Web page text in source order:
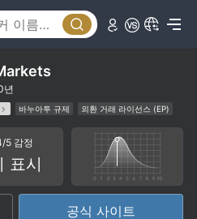
년
바누아투 규제
외환 거래 라이선스 (EP)
블 MT4
글로벌 비즈니스
중급 잠재 위험
5 감정
표시
공식 사이트